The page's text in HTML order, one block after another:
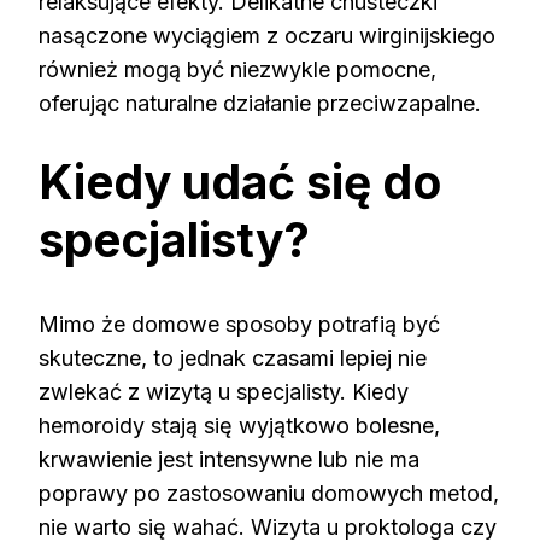
nasączone wyciągiem z oczaru wirginijskiego
również mogą być niezwykle pomocne,
oferując naturalne działanie przeciwzapalne.
Kiedy udać się do
specjalisty?
Mimo że domowe sposoby potrafią być
skuteczne, to jednak czasami lepiej nie
zwlekać z wizytą u specjalisty. Kiedy
hemoroidy stają się wyjątkowo bolesne,
krwawienie jest intensywne lub nie ma
poprawy po zastosowaniu domowych metod,
nie warto się wahać. Wizyta u proktologa czy